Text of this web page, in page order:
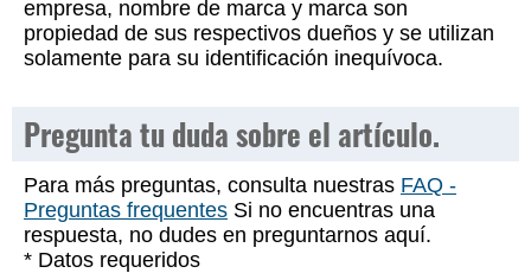
empresa, nombre de marca y marca son
propiedad de sus respectivos dueños y se utilizan
solamente para su identificación inequívoca.
Pregunta tu duda sobre el artículo.
Para más preguntas, consulta nuestras FAQ -
Preguntas frequentes Si no encuentras una
respuesta, no dudes en preguntarnos aquí.
* Datos requeridos